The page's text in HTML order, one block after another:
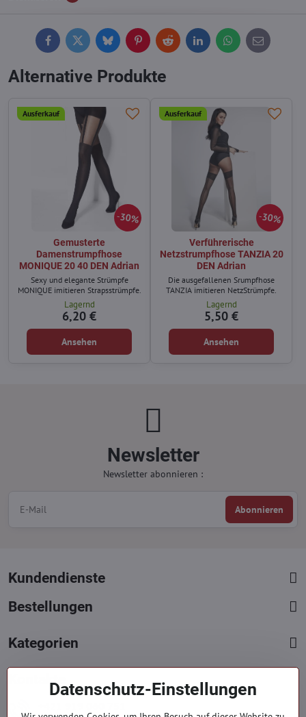
FacebookTwitterBlueskyPinterestReddit LinkedInWhatsApp
E-
mail
Alternative Produkte
30%
Ausferkauf
Gemusterte
Damenstrumpfhose
MONIQUE 20 40 DEN Adrian
Sexy und elegante Strümpfe
MONIQUE imitieren Strapsstrümpfe.
Lagernd
6,20 €
Ansehen
30%
Ausferkauf
Verführerische
Netzstrumpfhose TANZIA 20
DEN Adrian
Die ausgefallenen Srumpfhose
TANZIA imitieren NetzStrümpfe.
Lagernd
5,50 €
Ansehen
Newsletter
Newsletter abonnieren :
Abonnieren
Kundendienste
Bestellungen
Kategorien
KontakteDatenschutz-Einstellungen